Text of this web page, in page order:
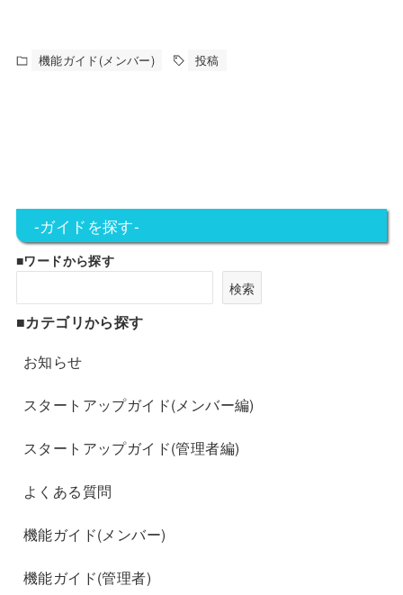
機能ガイド(メンバー) 投稿
-ガイドを探す-
■ワードから探す
検索
■カテゴリから探す
お知らせ
スタートアップガイド(メンバー編)
スタートアップガイド(管理者編)
よくある質問
機能ガイド(メンバー)
機能ガイド(管理者)